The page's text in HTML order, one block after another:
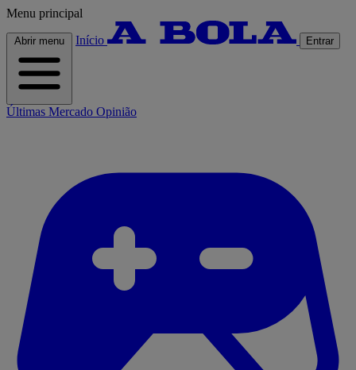
Menu principal
Abrir menu Início Entrar
Últimas Mercado Opinião